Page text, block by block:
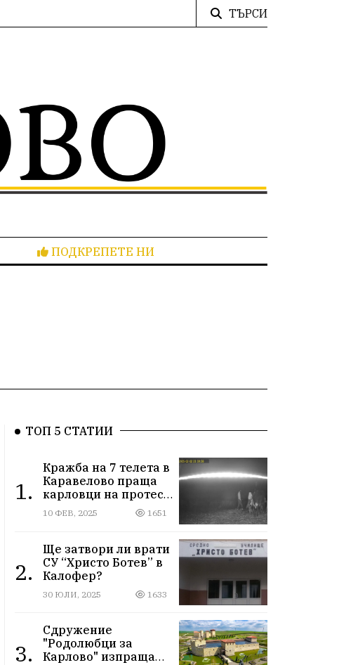
ТЪРСИ
ПОДКРЕПЕТЕ НИ
ТОП 5 СТАТИИ
1.
Кражба на 7 телета в
Каравелово праща
карловци на протест
пред Окръжния съд
10 ФЕВ, 2025 1651
2.
Ще затвори ли врати
СУ “Христо Ботев” в
Калофер?
30 ЮЛИ, 2025 1633
3.
Сдружение
"Родолюбци за
Карлово" изпраща